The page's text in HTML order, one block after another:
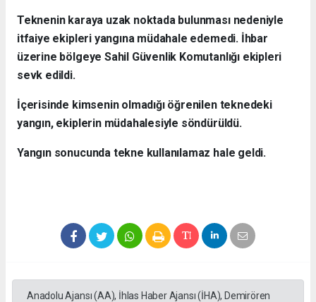
Teknenin karaya uzak noktada bulunması nedeniyle
itfaiye ekipleri yangına müdahale edemedi. İhbar
üzerine bölgeye Sahil Güvenlik Komutanlığı ekipleri
sevk edildi.
İçerisinde kimsenin olmadığı öğrenilen teknedeki
yangın, ekiplerin müdahalesiyle söndürüldü.
Yangın sonucunda tekne kullanılamaz hale geldi.
Anadolu Ajansı (AA), İhlas Haber Ajansı (İHA), Demirören